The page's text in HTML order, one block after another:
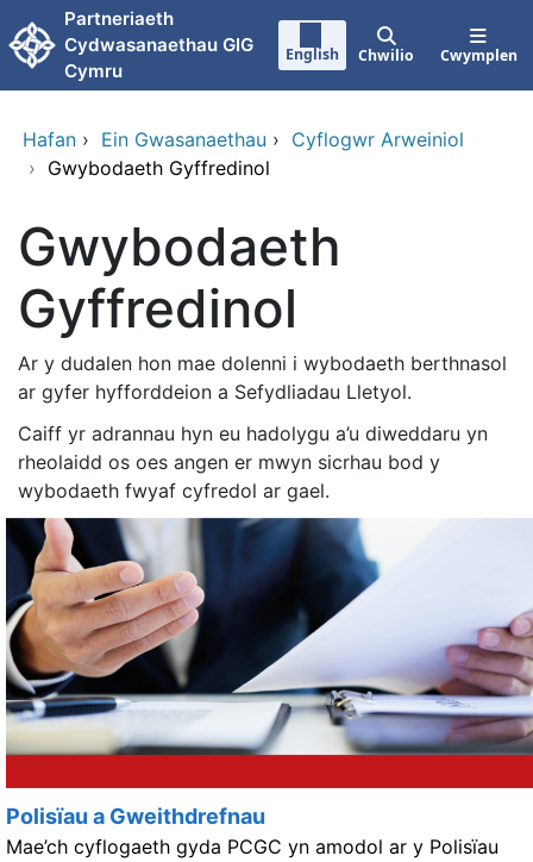
Neidio i'r prif gynnwy
Partneriaeth
Cydwasanaethau GIG
Cymru
English Chwilio Cwymplen
Hafan › Ein Gwasanaethau › Cyflogwr Arweiniol
› Gwybodaeth Gyffredinol
Gwybodaeth
Gyffredinol
Ar y dudalen hon mae dolenni i wybodaeth berthnasol
ar gyfer hyfforddeion a Sefydliadau Lletyol.
Caiff yr adrannau hyn eu hadolygu a’u diweddaru yn
rheolaidd os oes angen er mwyn sicrhau bod y
wybodaeth fwyaf cyfredol ar gael.
Polisïau a Gweithdrefnau
Mae’ch cyflogaeth gyda PCGC yn amodol ar y Polisïau